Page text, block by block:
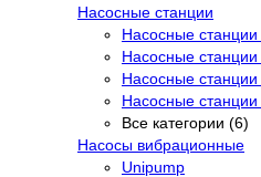
Насосные станции
Насосные станции
Насосные
Насосные
Насосные
Все категории (6)
Насосы вибрационные
Unipump